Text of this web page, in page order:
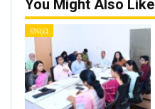
You Might Also Like
ରାଜ୍ୟ